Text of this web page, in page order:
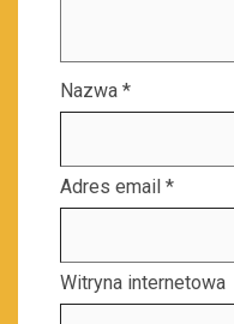
Nazwa *
Adres email *
Witryna internetowa